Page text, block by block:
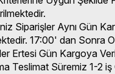
Siparişler Aynı Gün
17:00' dan Sonra
Ertesi Gün Kargoya
Teslimat Süremiz 1-2 iş